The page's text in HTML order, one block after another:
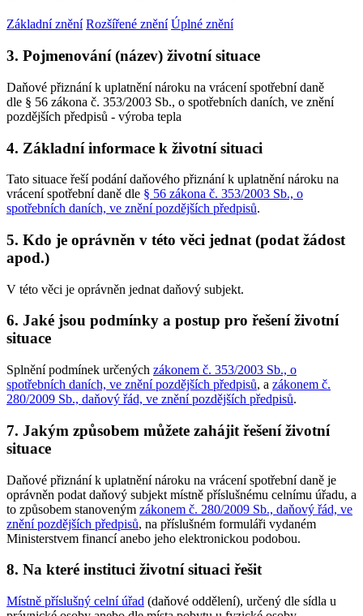
Základní znění Rozšířené znění Úplné znění
3. Pojmenování (název) životní situace
Daňové přiznání k uplatnění nároku na vrácení spotřební daně
dle § 56 zákona č. 353/2003 Sb., o spotřebních daních, ve znění
pozdějších předpisů - výroba tepla
4. Základní informace k životní situaci
Tato situace řeší podání daňového přiznání k uplatnění nároku na
vrácení spotřební daně dle § 56 zákona č. 353/2003 Sb., o
spotřebních daních, ve znění pozdějších předpisů.
5. Kdo je oprávněn v této věci jednat (podat žádost
apod.)
V této věci je oprávněn jednat daňový subjekt.
6. Jaké jsou podmínky a postup pro řešení životní
situace
Splnění podmínek určených zákonem č. 353/2003 Sb., o
spotřebních daních, ve znění pozdějších předpisů, a zákonem č.
280/2009 Sb., daňový řád, ve znění pozdějších předpisů.
7. Jakým způsobem můžete zahájit řešení životní
situace
Daňové přiznání k uplatnění nároku na vrácení spotřební daně je
oprávněn podat daňový subjekt místně příslušnému celnímu úřadu, a
to způsobem stanoveným zákonem č. 280/2009 Sb., daňový řád, ve
znění pozdějších předpisů, na příslušném formuláři vydaném
Ministerstvem financí anebo jeho elektronickou podobou.
8. Na které instituci životní situaci řešit
Místně příslušný celní úřad (daňové oddělení), určený dle sídla u